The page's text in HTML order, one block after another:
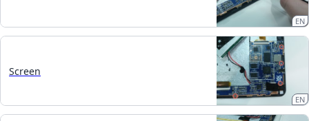
EN
Screen
EN